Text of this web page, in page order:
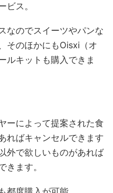
ビス。
なのでスイーツやパンな
そのほかにもOisxi（オ
ルキットも購入できま
ーによって提案された食
ればキャンセルできます
外で欲しいものがあれば
きます。